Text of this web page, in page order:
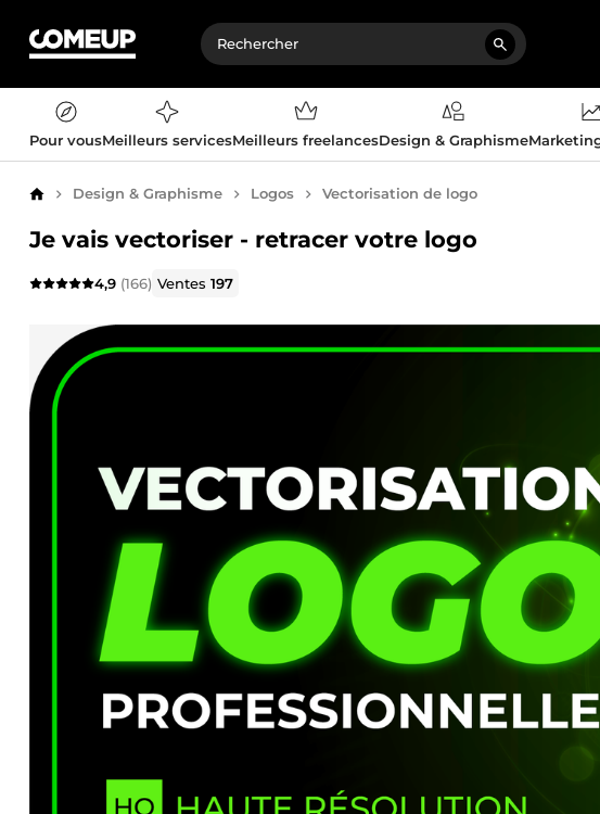
Pour vousMeilleurs servicesMeilleurs freelancesDesign & Graphisme
AccueilDesign & Graphisme Logos Vectorisation de logo
Je vais vectoriser - retracer votre logo
4,9 (166) Ventes197